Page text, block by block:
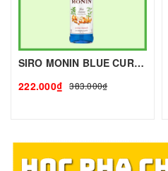
SIRO MONIN BLUE CURACAO - 700ml | Nguyên liệu pha chế- TOBEE FOOD
222.000₫
383.000₫